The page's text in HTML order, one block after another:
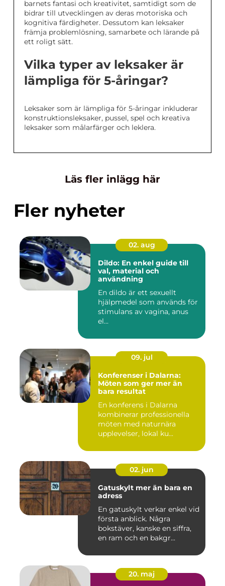
barnets fantasi och kreativitet, samtidigt som de
bidrar till utvecklingen av deras motoriska och
kognitiva färdigheter. Dessutom kan leksaker
främja problemlösning, samarbete och lärande på
ett roligt sätt.
Vilka typer av leksaker är
lämpliga för 5-åringar?
Leksaker som är lämpliga för 5-åringar inkluderar
konstruktionsleksaker, pussel, spel och kreativa
leksaker som målarfärger och leklera.
Läs fler inlägg här
Fler nyheter
02. aug
Dildo: En enkel guide till
val, material och
användning
En dildo är ett sexuellt
hjälpmedel som används för
stimulans av vagina, anus
el...
09. jul
Konferenser i Dalarna:
Möten som ger mer än
bara resultat
En konferens i Dalarna
kombinerar professionella
möten med naturnära
upplevelser, lokal ku...
02. jun
Gatuskylt mer än bara en
adress
En gatuskylt verkar enkel vid
första anblick. Några
bokstäver, kanske en siffra,
en ram och en bakgr...
20. maj